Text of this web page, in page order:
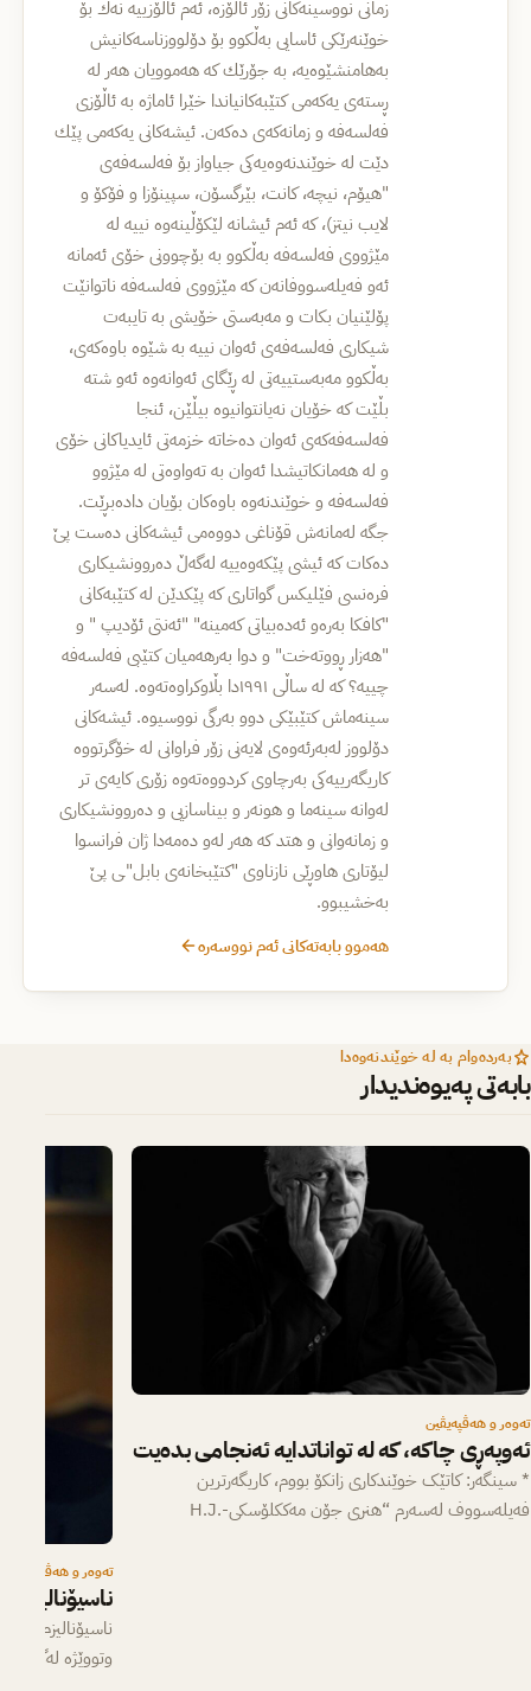
زمانی نووسینه‌كانی زۆر ئاڵۆزه‌‌، ئه‌م ئاڵۆزییه‌ نه‌ك بۆ
خوێنه‌رێكی ئاسایی به‌ڵكوو بۆ دۆلووزناسه‌كانیش
به‌هامنشێوه‌یه،‌ به‌ جۆرێك كه‌ هه‌موویان هه‌ر له‌
ڕسته‌ی یه‌كه‌می كتێبه‌كانیاندا خێرا ئاماژه‌ به‌ ئاڵۆزی
فه‌لسه‌فه‌ و زمانه‌كه‌ی ده‌كه‌ن. ئیشه‌كانی یه‌كه‌می‌ پێك
دێت له‌ خوێندنه‌وه‌یه‌كی جیاواز بۆ فه‌لسه‌فه‌ی
"هیۆم، نیچه‌، كانت، بێرگسۆن، سپینۆزا و فۆكۆ و
لایب نیتز)، كه‌ ئه‌م ئیشانه‌ لێكۆڵینه‌وه‌ نییه‌ له‌
مێژووی فه‌لسه‌فه‌ به‌ڵكوو به‌ بۆچوونی خۆی ئه‌مانه‌
ئه‌و فه‌یله‌سووفانه‌ن كه‌ مێژووی فه‌لسه‌فه‌ ناتوانێت
پۆلێنیان بكات و مه‌به‌ستی خۆیشی به‌ تایبه‌ت
شیكاری فه‌لسه‌فه‌ی ئه‌وان نییه‌ به‌ شێوه‌ باوه‌كه‌ی،
به‌ڵكوو مه‌به‌ستییه‌تی له‌ ڕێگای ئه‌وانه‌وه‌ ئه‌و شته‌
بڵێت كه‌ خۆیان نه‌یانتوانیوه‌ بیڵێن، ئنجا
فه‌لسه‌فه‌كه‌ی ئه‌وان ده‌خاته‌ خزمه‌تی ئایدیاكانی خۆی
و له‌ هه‌مانكاتیشدا ئه‌وان به‌ ته‌واوه‌تی له‌ مێژوو
فه‌لسه‌فه‌ و خوێندنه‌وه‌ باوه‌كان بۆیان داده‌بڕێت.
جگه‌ له‌مانه‌ش قۆناغی دووه‌می ئیشه‌كانی ده‌ست پێ
ده‌كات كه‌ ئیشی پێكه‌وه‌ییه‌ له‌گه‌ڵ ده‌روونشیكاری
فره‌نسی فێلیكس گواتاری كه‌ پێكدێن له‌ كتێبه‌كانی
"كافكا به‌ره‌و ئه‌ده‌بیاتی كه‌مینه‌" "ئه‌نتی ئۆدیپ " و
"هه‌زار ڕووته‌خت" و دوا به‌رهه‌میان كتێبی فه‌لسه‌فه‌
چییه‌؟ كه‌ له‌ ساڵی ۱۹۹۱دا بڵاوكراوه‌ته‌وه‌. له‌سه‌ر
سینه‌ماش كتێبێكی دوو به‌رگی نووسیوە. ئیشه‌كانی
دۆلووز له‌به‌رئه‌وه‌ی لایه‌نی زۆر فراوانی له‌ خۆگرتووه‌
كاریگه‌رییه‌كی به‌رچاوی كردووه‌ته‌وه‌ زۆری كایه‌ی تر
له‌وانه‌ سینه‌ما و هونه‌ر و بیناسازیی و ده‌روونشیكاری
و زمانه‌وانی و هتد كه‌ هه‌ر له‌و ده‌مه‌دا ژان فرانسوا
لیۆتاری هاوڕێی نازناوی "كتێبخانه‌ی بابل"ـی پێ
‌به‌خشیبوو‌.
هەموو بابەتەکانی ئەم نووسەرە
بەردەوام بە لە خوێندنەوەدا
بابەتی پەیوەندیدار
تەوەر و هەڤپەیڤین
ئەوپەڕی چاکە، کە لە تواناتدایە ئه‌نجامی بده‌یت
* سینگه‌ر: کاتێک خوێندکاری زانکۆ بووم، کاریگه‌رترین
فه‌یله‌سووف له‌سه‌رم “هنری جۆن مه‌ککلۆسکی-H.J.
تەوەر و هەڤپەیڤین
وتوو‌ێژە لەگەڵ